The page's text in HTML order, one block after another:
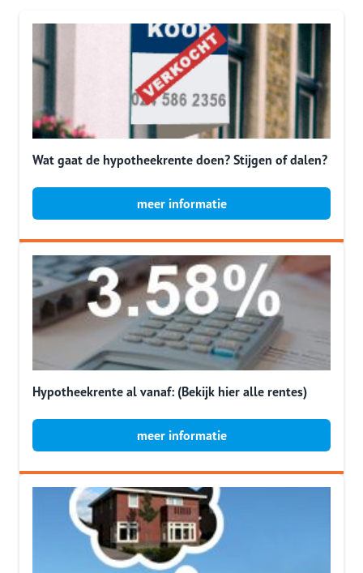
Wat gaat de hypotheekrente doen? Stijgen of dalen?
meer informatie
Hypotheekrente al vanaf: (Bekijk hier alle rentes)
meer informatie